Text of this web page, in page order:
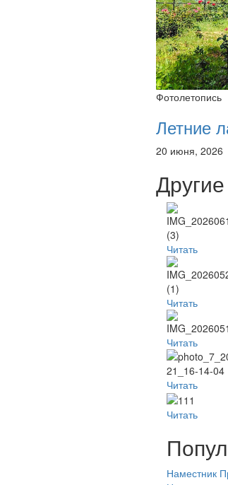
Фотолетопись
Летние
20 июня, 2026
Читать
Читать
Читать
Читать
Читать
Наместник